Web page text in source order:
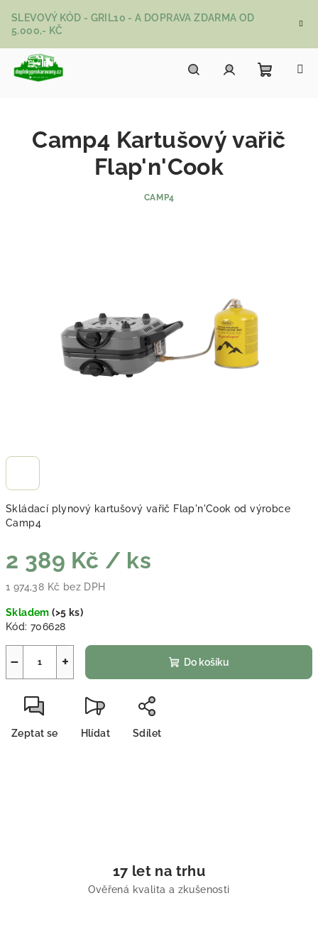
SLEVOVÝ KÓD - GRIL10 - A DOPRAVA ZDARMA OD
5.000,- KČ
Skládací plynový kartušový vařič Flap'n'Cook od výrobce
Camp4
2 389 Kč / ks
1 974,38 Kč bez DPH
Skladem(>5 ks)
Kód: 706628
+
− Do košíku
Zeptat se Hlídat Sdílet
Camp4 Kartušový vařič
Flap'n'Cook
CAMP4
17 let na trhu
Ověřená kvalita a zkušenosti